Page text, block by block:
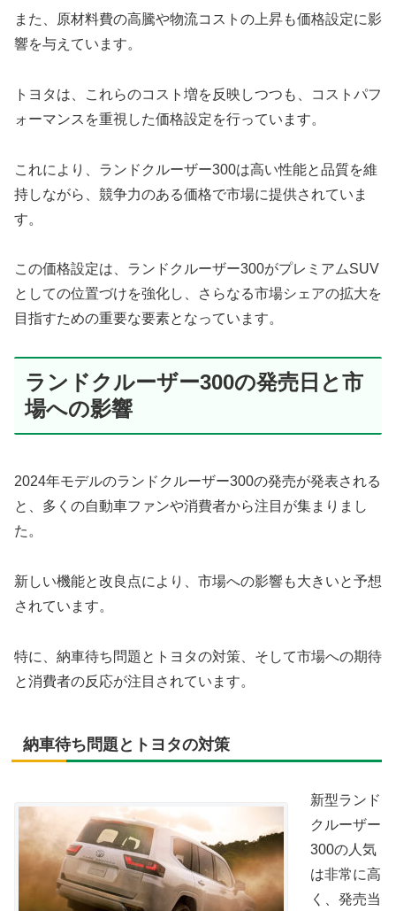
また、原材料費の高騰や物流コストの上昇も価格設定に影
響を与えています。
トヨタは、これらのコスト増を反映しつつも、コストパフ
ォーマンスを重視した価格設定を行っています。
これにより、ランドクルーザー300は高い性能と品質を維
持しながら、競争力のある価格で市場に提供されていま
す。
この価格設定は、ランドクルーザー300がプレミアムSUV
としての位置づけを強化し、さらなる市場シェアの拡大を
目指すための重要な要素となっています。
ランドクルーザー300の発売日と市
場への影響
2024年モデルのランドクルーザー300の発売が発表される
と、多くの自動車ファンや消費者から注目が集まりまし
た。
新しい機能と改良点により、市場への影響も大きいと予想
されています。
特に、納車待ち問題とトヨタの対策、そして市場への期待
と消費者の反応が注目されています。
納車待ち問題とトヨタの対策
新型ランド
クルーザー
300の人気
は非常に高
く、発売当